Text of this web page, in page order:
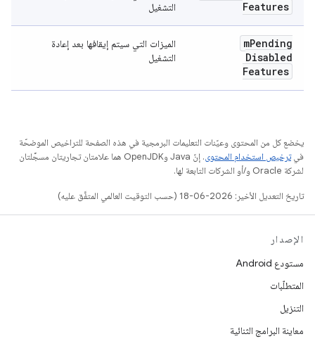
Features
التشغيل
mPending
Disabled
Features
الميزات التي سيتم إيقافها بعد إعادة
التشغيل
يخضع كل من المحتوى وعيّنات التعليمات البرمجية في هذه الصفحة للتراخيص الموضحّة
فيترخيص استخدام المحتوى
. إنّ Java وOpenJDK هما علامتان تجاريتان مسجَّلتان
لشركة Oracle و/أو الشركات التابعة لها.
تاريخ التعديل الأخير: 2026-06-18 (حسب التوقيت العالمي المتفَّق عليه)
الإصدار
مستودع Android
المتطلّبات
التنزيل
معاينة البرامج الثنائية